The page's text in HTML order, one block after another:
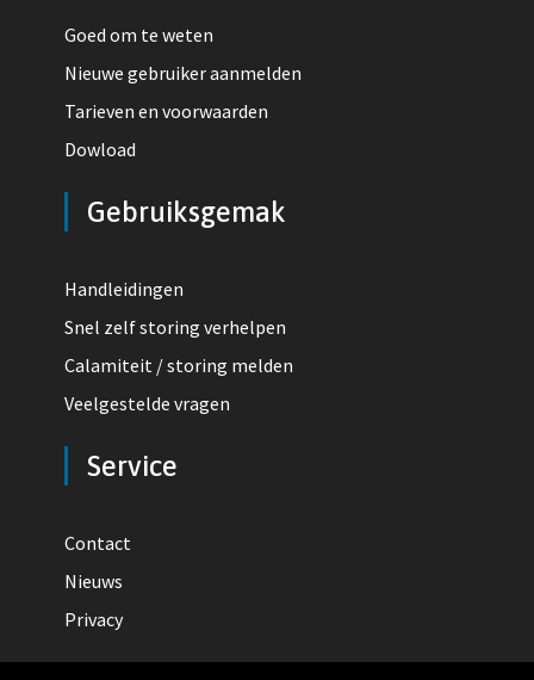
Goed om te weten
Nieuwe gebruiker aanmelden
Tarieven en voorwaarden
Dowload
Gebruiksgemak
Handleidingen
Snel zelf storing verhelpen
Calamiteit / storing melden
Veelgestelde vragen
Service
Contact
Nieuws
Privacy